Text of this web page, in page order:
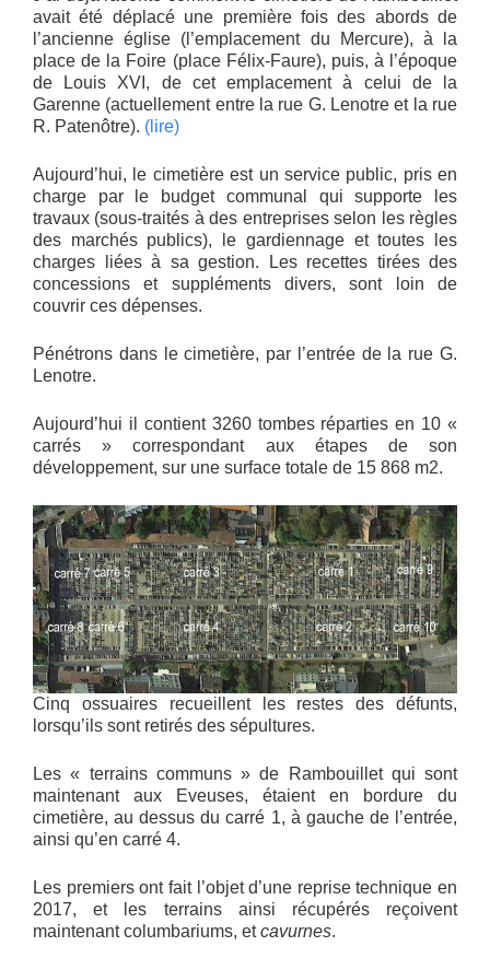
avait été déplacé une première fois des abords de
l’ancienne église (l’emplacement du Mercure), à la
place de la Foire (place Félix-Faure), puis, à l’époque
de Louis XVI, de cet emplacement à celui de la
Garenne (actuellement entre la rue G. Lenotre et la rue
R. Patenôtre). (lire)
Aujourd’hui, le cimetière est un service public, pris en
charge par le budget communal qui supporte les
travaux (sous-traités à des entreprises selon les règles
des marchés publics), le gardiennage et toutes les
charges liées à sa gestion. Les recettes tirées des
concessions et suppléments divers, sont loin de
couvrir ces dépenses.
Pénétrons dans le cimetière, par l’entrée de la rue G.
Lenotre.
Aujourd’hui il contient 3260 tombes réparties en 10 «
carrés » correspondant aux étapes de son
développement, sur une surface totale de 15 868 m2.
Cinq ossuaires recueillent les restes des défunts,
lorsqu’ils sont retirés des sépultures.
Les « terrains communs » de Rambouillet qui sont
maintenant aux Eveuses, étaient en bordure du
cimetière, au dessus du carré 1, à gauche de l’entrée,
ainsi qu’en carré 4.
Les premiers ont fait l’objet d’une reprise technique en
2017, et les terrains ainsi récupérés reçoivent
maintenant columbariums, etcavurnes.